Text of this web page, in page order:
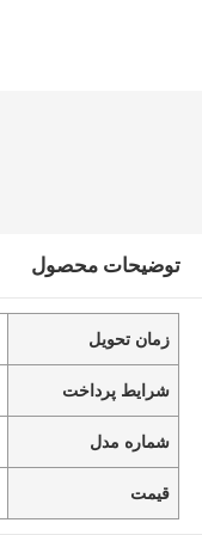
توضیحات محصول
زمان تحویل
شرایط پرداخت
شماره مدل
قیمت